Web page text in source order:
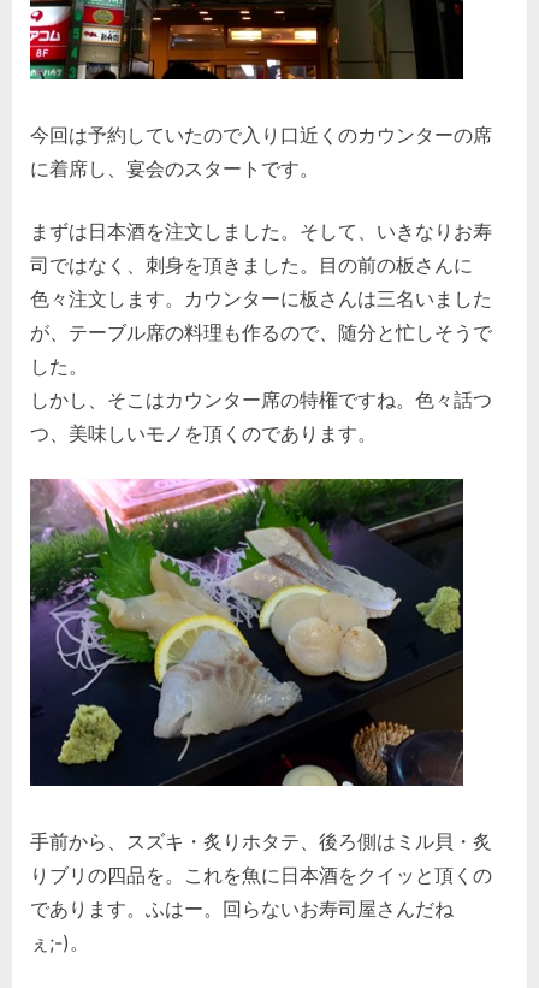
今回は予約していたので入り口近くのカウンターの席
に着席し、宴会のスタートです。
まずは日本酒を注文しました。そして、いきなりお寿
司ではなく、刺身を頂きました。目の前の板さんに
色々注文します。カウンターに板さんは三名いました
が、テーブル席の料理も作るので、随分と忙しそうで
した。
しかし、そこはカウンター席の特権ですね。色々話つ
つ、美味しいモノを頂くのであります。
手前から、スズキ・炙りホタテ、後ろ側はミル貝・炙
りブリの四品を。これを魚に日本酒をクイッと頂くの
であります。ふはー。回らないお寿司屋さんだね
ぇ;-)。